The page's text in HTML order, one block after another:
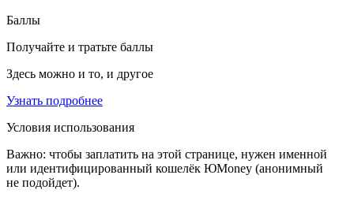
Баллы
Получайте и тратьте баллы
Здесь можно и то, и другое
Узнать подробнее
Условия использования
Важно: чтобы заплатить на этой странице, нужен именной
или идентифицированный кошелёк ЮMoney (анонимный
не подойдет).